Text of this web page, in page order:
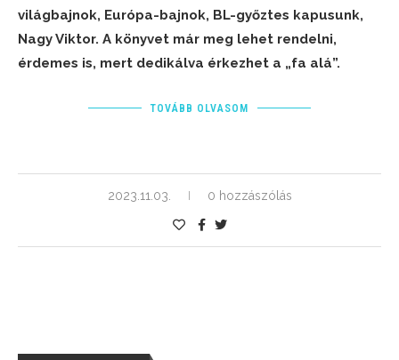
világbajnok, Európa-bajnok, BL-győztes kapusunk,
Nagy Viktor. A könyvet már meg lehet rendelni,
érdemes is, mert dedikálva érkezhet a „fa alá”.
TOVÁBB OLVASOM
2023.11.03. 0 hozzászólás